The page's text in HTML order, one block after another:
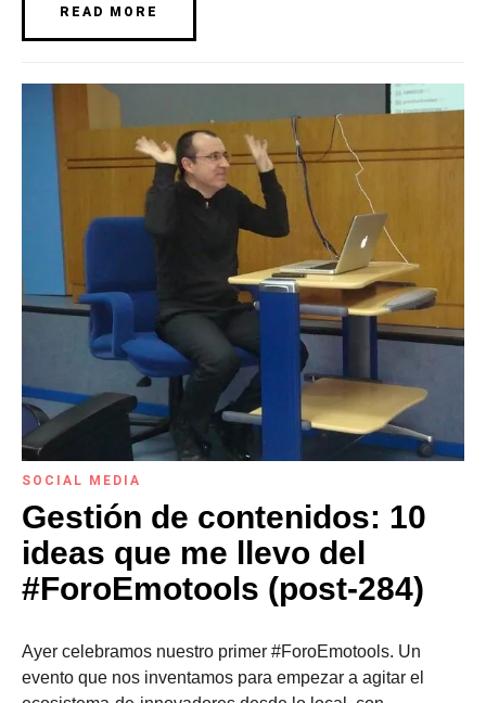
READ MORE
SOCIAL MEDIA
Gestión de contenidos: 10
ideas que me llevo del
#ForoEmotools (post-284)
Ayer celebramos nuestro primer #ForoEmotools. Un
evento que nos inventamos para empezar a agitar el